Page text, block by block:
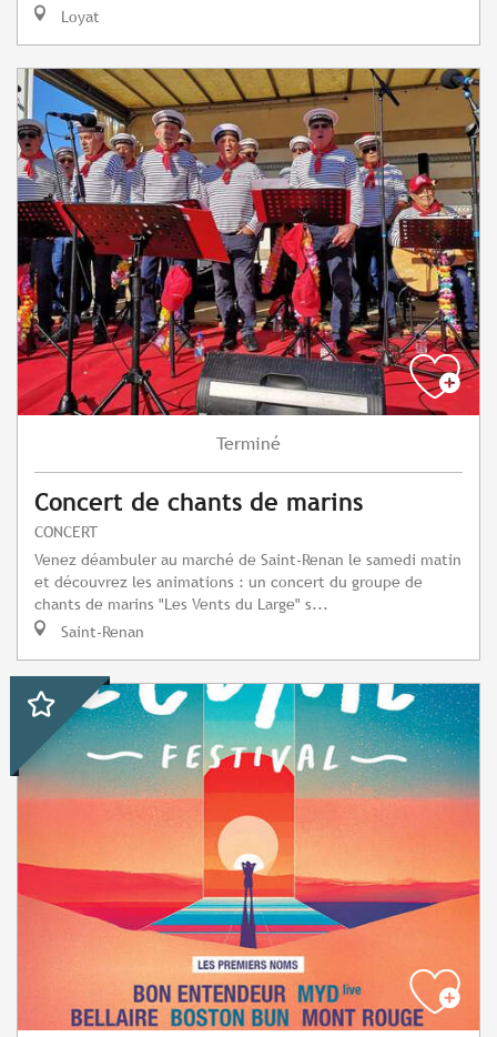
Loyat
Terminé
Concert de chants de marins
CONCERT
Venez déambuler au marché de Saint-Renan le samedi matin
et découvrez les animations : un concert du groupe de
chants de marins "Les Vents du Large" s...
Saint-Renan